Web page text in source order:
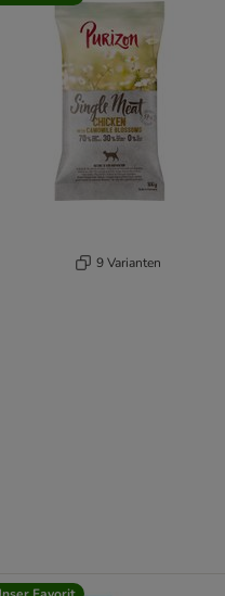
9 Varianten